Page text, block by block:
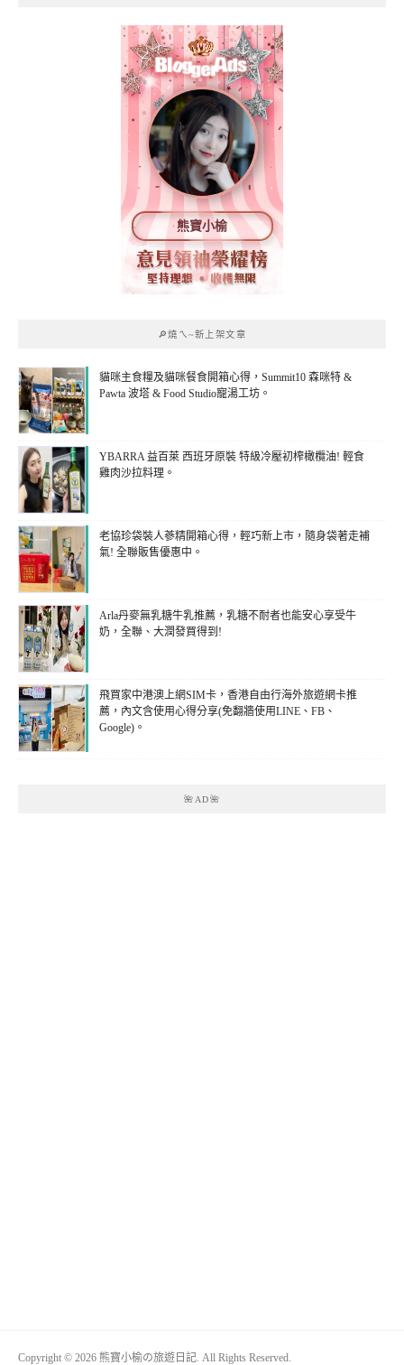
熊寶小榆
🔎燒ㄟ~新上架文章
貓咪主食糧及貓咪餐食開箱心得，Summit10 森咪特 &
Pawta 波塔 & Food Studio寵湯工坊。
YBARRA 益百萊 西班牙原裝 特級冷壓初榨橄欖油! 輕食
雞肉沙拉料理。
老協珍袋裝人蔘精開箱心得，輕巧新上市，隨身袋著走補
氣! 全聯販售優惠中。
Arla丹麥無乳糖牛乳推薦，乳糖不耐者也能安心享受牛
奶，全聯、大潤發買得到!
飛買家中港澳上網SIM卡，香港自由行海外旅遊網卡推
薦，內文含使用心得分享(免翻牆使用LINE、FB、
Google)。
🌺AD🌺
Copyright © 2026 熊寶小榆の旅遊日記. All Rights Reserved.